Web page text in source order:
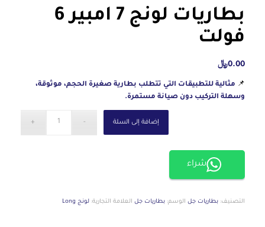
بطاريات لونج 7 أمبير 6
فولت
0.00﷼
📌 مثالية للتطبيقات التي تتطلب بطارية صغيرة الحجم، موثوقة،
وسهلة التركيب دون صيانة مستمرة.
إضافة إلى السلة
شراء
التصنيف: بطاريات جل الوسم: بطاريات جل العلامة التجارية: لونج Long